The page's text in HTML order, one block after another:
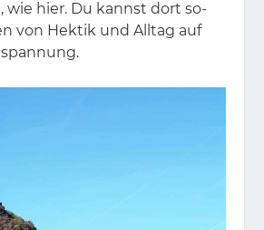
wie hier. Du kannst dort so­
von Hek­tik und All­tag auf